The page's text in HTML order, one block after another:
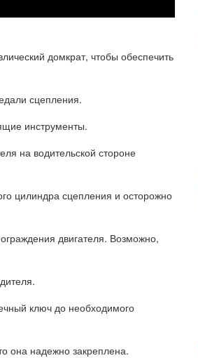
домкрат, чтобы обеспечить
сцепления.
инструменты.
на водительской стороне
цилиндра сцепления и осторожно
двигателя. Возможно,
ключ до необходимого
она надежно закреплена.